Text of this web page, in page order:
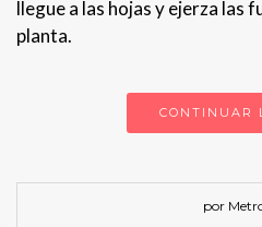
llegue a las hojas y ejerza las
planta.
CONTINUAR
por